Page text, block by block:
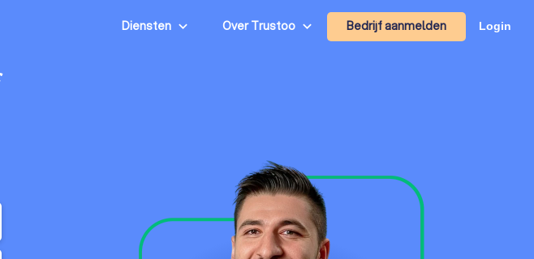
Diensten Over Trustoo Bedrijf aanmelden Login